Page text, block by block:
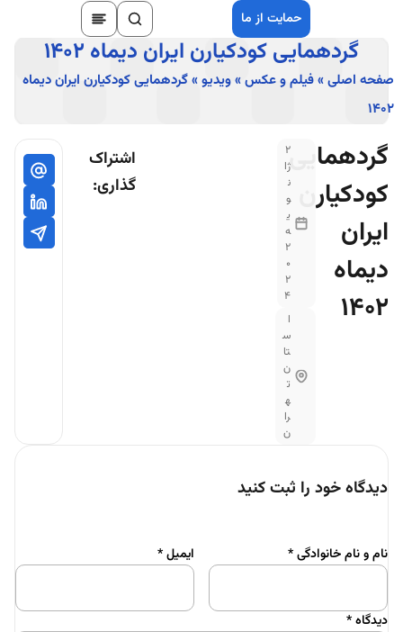
حمایت از ما
گردهمایی کودکیارن ایران دیماه 1402
صفحه اصلی»فیلم و عکس»ویدیو»گردهمایی کودکیارن ایران دیماه
۱۴۰۲
گردهمایی
کودکیارن
ایران
دیماه
1402
2
ژا
ن
و
ی
ه
2
0
2
4
ا
س
تا
ن
ت
ه
را
ن
اشتراک
گذاری:
دیدگاه خود را ثبت کنید
دیدگاه*
نام و نام خانوادگی* ایمیل*